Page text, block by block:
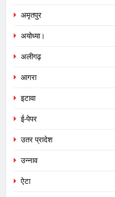
अमृतपुर
अयोध्या।
अलीगढ़
आगरा
इटावा
ई-पेपर
उतर प्रादेश
उन्नाव
ऐटा